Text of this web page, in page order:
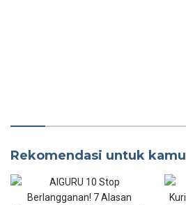
Rekomendasi untuk kamu